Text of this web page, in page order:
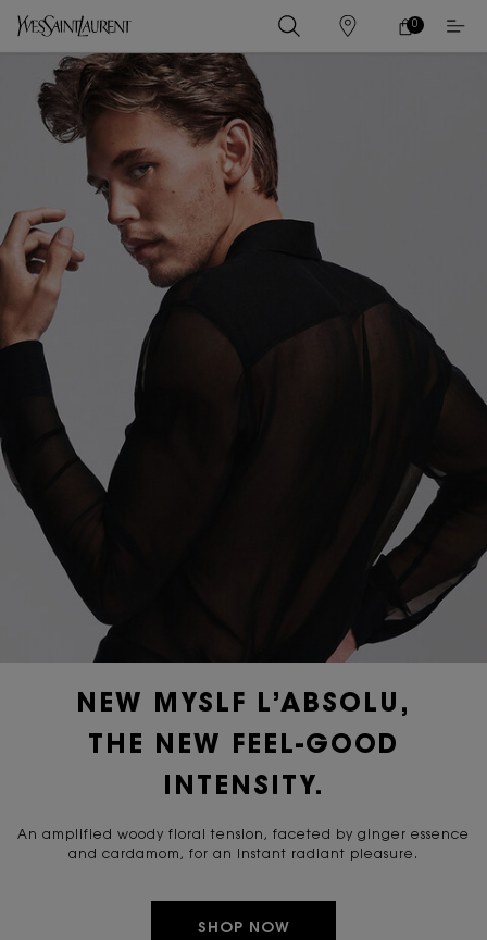
ร้าน
ค้า
ตะกร้า
0
0 PRODUCT IN
เนื้อหาหลัก
NEW MYSLF L’ABSOLU,
THE NEW FEEL-GOOD
INTENSITY.
An amplified woody floral tension, faceted by ginger essence
and cardamom, for an instant radiant pleasure.
SHOP NOW